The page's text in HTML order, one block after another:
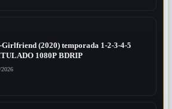
Girlfriend (2020) temporada 1-2-3-4-5
1080P BDRIP